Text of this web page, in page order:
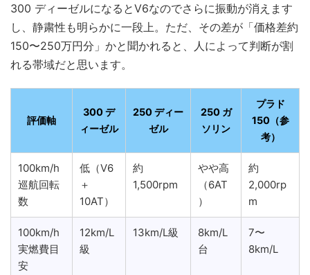
300 ディーゼルになるとV6なのでさらに振動が消えます
し、静粛性も明らかに一段上。ただ、その差が「価格差約
150〜250万円分」かと聞かれると、人によって判断が割
れる帯域だと思います。
評価軸
300 デ
ィーゼル
250 ディー
ゼル
250 ガ
ソリン
プラド
150（参
考）
100km/h
巡航回転
数
低（V6
＋
10AT）
約
1,500rpm
やや高
（6AT
）
約
2,000rp
m
100km/h
実燃費目
安
12km/L
級
13km/L級
8km/L
台
7〜
8km/L